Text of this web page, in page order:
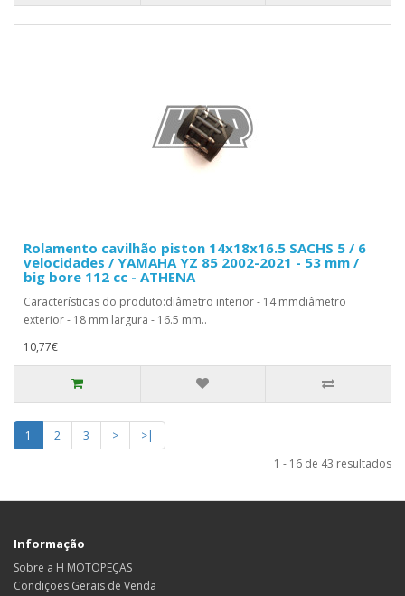
Rolamento cavilhão piston 14x18x16.5 SACHS 5 / 6
velocidades / YAMAHA YZ 85 2002-2021 - 53 mm /
big bore 112 cc - ATHENA
Características do produto:diâmetro interior - 14 mmdiâmetro
exterior - 18 mm largura - 16.5 mm..
10,77€
1 2 3 >
>|
1 - 16 de 43 resultados
Informação
Sobre a H MOTOPEÇAS
Condições Gerais de Venda